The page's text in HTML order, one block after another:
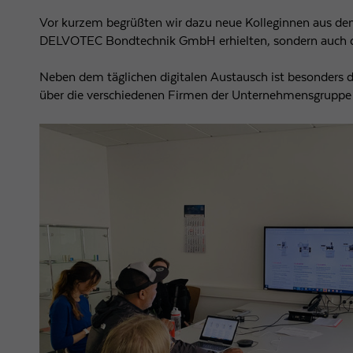
Vor kurzem begrüßten wir dazu neue Kolleginnen aus
DELVOTEC Bondtechnik GmbH erhielten, sondern
Neben dem täglichen digitalen Austausch ist
über die verschiedenen Firmen der